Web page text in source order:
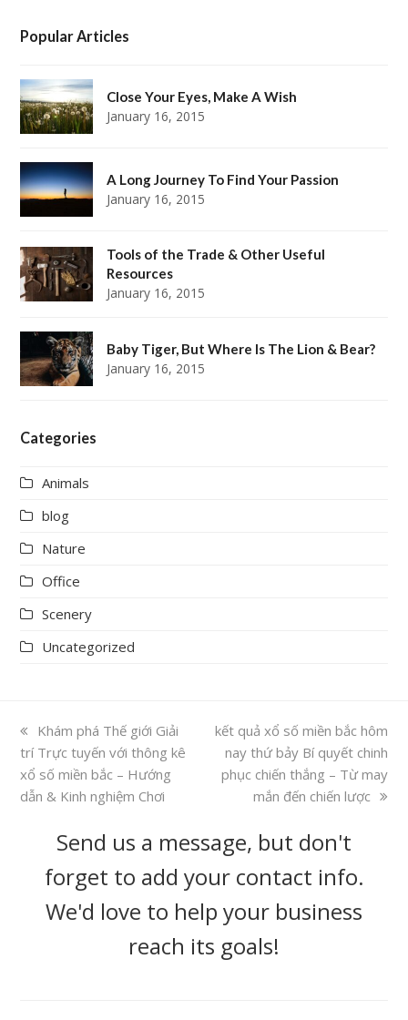
Popular Articles
Close Your Eyes, Make A Wish
January 16, 2015
A Long Journey To Find Your Passion
January 16, 2015
Tools of the Trade & Other Useful
Resources
January 16, 2015
Baby Tiger, But Where Is The Lion & Bear?
January 16, 2015
Categories
Animals
blog
Nature
Office
Scenery
Uncategorized
previous
post:
Khám phá Thế giới Giải
trí Trực tuyến với thông kê
xổ số miền bắc – Hướng
dẫn & Kinh nghiệm Chơi
next
post:
kết quả xổ số miền bắc hôm
nay thứ bảy Bí quyết chinh
phục chiến thắng – Từ may
mắn đến chiến lược
Send us a message, but don't
forget to add your contact info.
We'd love to help your business
reach its goals!